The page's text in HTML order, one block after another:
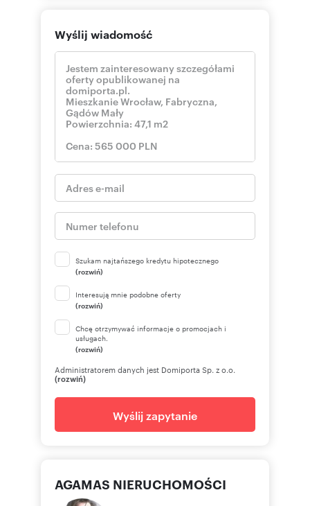
Wyślij wiadomość
Szukam najtańszego kredytu hipotecznego
(rozwiń)
Interesują mnie podobne oferty
(rozwiń)
Chcę otrzymywać informacje o promocjach i
usługach.
(rozwiń)
Administratorem danych jest Domiporta Sp. z o.o.
(rozwiń)
Wyślij zapytanie
AGAMAS NIERUCHOMOŚCI